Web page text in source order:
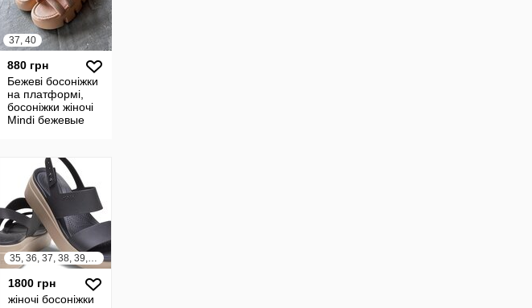
37, 40
880 грн
Бежеві босоніжки
на платформі,
босоніжки жіночі
Mindi бежевые
37.40р код 8304
35, 36, 37, 38, 39, 40
1800 грн
жіночі босоніжки